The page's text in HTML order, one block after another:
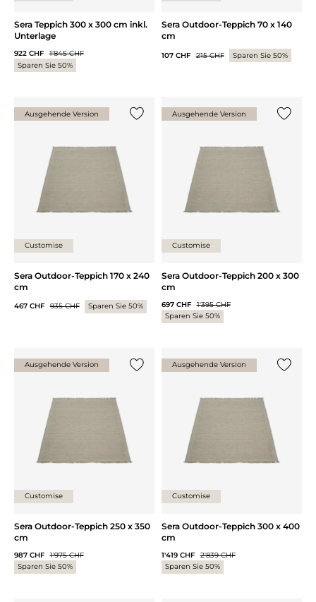
Sera Teppich 300 x 300 cm inkl.
Unterlage
922 CHF 1'845 CHF
Sparen Sie 50%
Sera Outdoor-Teppich 70 x 140
cm
107 CHF 215 CHF Sparen Sie 50%
Ausgehende Version
Customise
Sera Outdoor-Teppich 170 x 240
cm
467 CHF 935 CHF Sparen Sie 50%
Ausgehende Version
Customise
Sera Outdoor-Teppich 200 x 300
cm
697 CHF 1'395 CHF
Sparen Sie 50%
Ausgehende Version
Customise
Sera Outdoor-Teppich 250 x 350
cm
987 CHF 1'975 CHF
Sparen Sie 50%
Ausgehende Version
Customise
Sera Outdoor-Teppich 300 x 400
cm
1'419 CHF 2'839 CHF
Sparen Sie 50%